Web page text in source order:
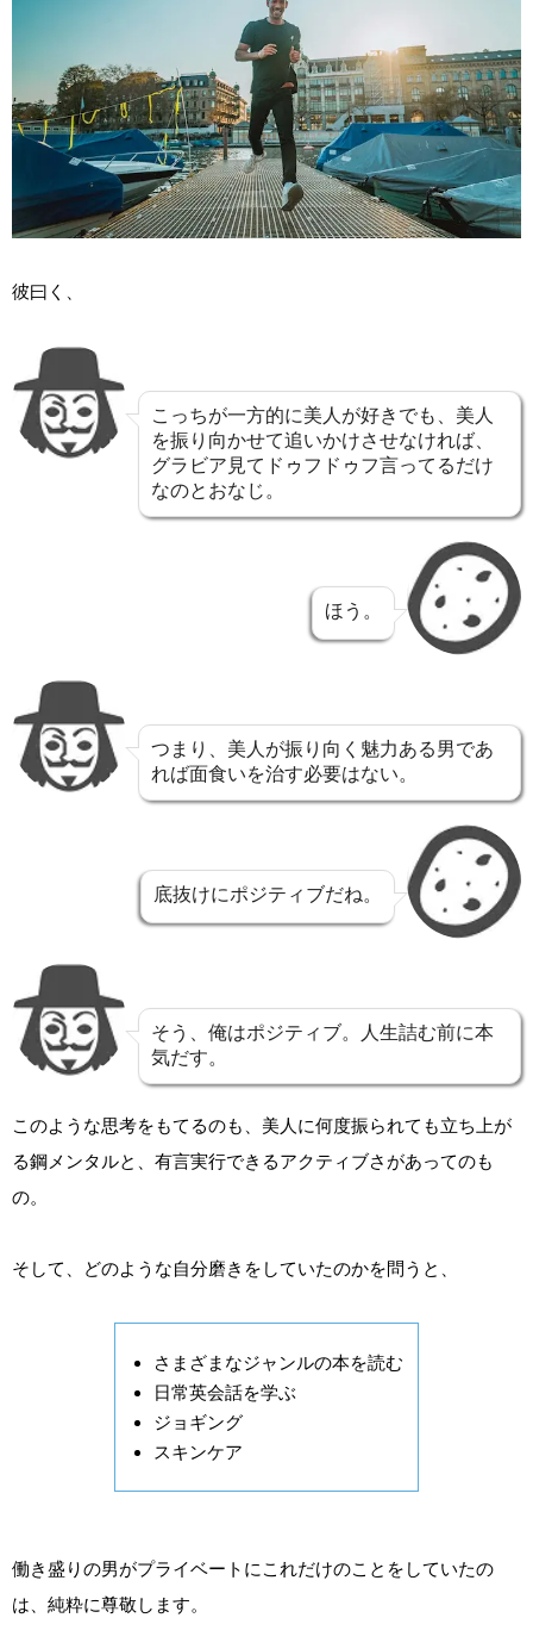
彼曰く、
こっちが一方的に美人が好きでも、美人
を振り向かせて追いかけさせなければ、
グラビア見てドゥフドゥフ言ってるだけ
なのとおなじ。
ほう。
つまり、美人が振り向く魅力ある男であ
れば面食いを治す必要はない。
底抜けにポジティブだね。
そう、俺はポジティブ。人生詰む前に本
気だす。
このような思考をもてるのも、美人に何度振られても立ち上が
る鋼メンタルと、有言実行できるアクティブさがあってのも
の。
そして、どのような自分磨きをしていたのかを問うと、
さまざまなジャンルの本を読む
日常英会話を学ぶ
ジョギング
スキンケア
働き盛りの男がプライベートにこれだけのことをしていたの
は、純粋に尊敬します。